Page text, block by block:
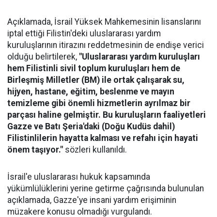
Açıklamada, İsrail Yüksek Mahkemesinin lisanslarını
iptal ettiği Filistin'deki uluslararası yardım
kuruluşlarının itirazını reddetmesinin de endişe verici
olduğu belirtilerek, "Uluslararası yardım kuruluşları
hem Filistinli sivil toplum kuruluşları hem de
Birleşmiş Milletler (BM) ile ortak çalışarak su,
hijyen, hastane, eğitim, beslenme ve mayın
temizleme gibi önemli hizmetlerin ayrılmaz bir
parçası haline gelmiştir. Bu kuruluşların faaliyetleri
Gazze ve Batı Şeria'daki (Doğu Kudüs dahil)
Filistinlilerin hayatta kalması ve refahı için hayati
önem taşıyor." sözleri kullanıldı.
İsrail'e uluslararası hukuk kapsamında
yükümlülüklerini yerine getirme çağrısında bulunulan
açıklamada, Gazze'ye insani yardım erişiminin
müzakere konusu olmadığı vurgulandı.